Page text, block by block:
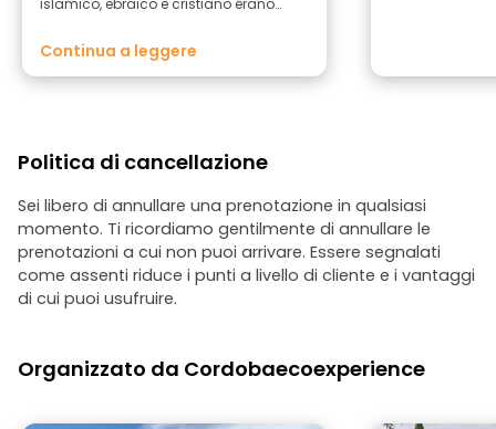
islamico, ebraico e cristiano erano
modo divertente e coinvolgente. Il tour
aveva un ritmo perfetto, con tante
occasioni per fare domande e scattare
dettagli nascosti che da soli ci
sicuramente una delle esperienze più
belle del nostro viaggio in Spagna.
Consigliamo vivamente questo tour a
chiunque visiti Córdoba. Grazie per
questa esperienza indimenticabile!
Continua a leggere
Politica di cancellazione
Sei libero di annullare una prenotazione in qualsiasi
momento. Ti ricordiamo gentilmente di annullare le
prenotazioni a cui non puoi arrivare. Essere segnalati
come assenti riduce i punti a livello di cliente e i vantaggi
di cui puoi usufruire.
Organizzato da Cordobaecoexperience